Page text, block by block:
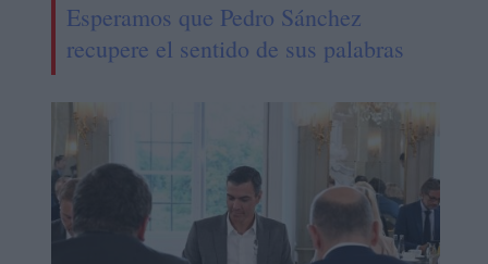
Esperamos que Pedro Sánchez
recupere el sentido de sus palabras